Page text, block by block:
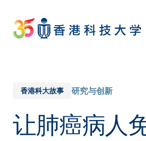
main
content
香港科大故事 研究与创新
让肺癌病人